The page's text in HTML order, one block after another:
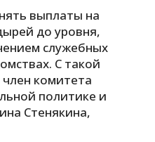
Т
У
выплаты на
до уровня,
служебных
С такой
комитета
политике и
Стенякина,